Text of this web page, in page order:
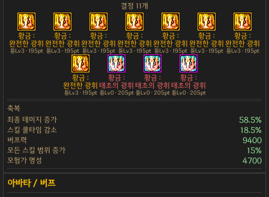
결정 11개
황금 :
완전한 광휘
튠Lv3 · 195pt
황금 :
완전한 광휘
튠Lv3 · 195pt
황금 :
완전한 광휘
튠Lv3 · 195pt
황금 :
완전한 광휘
튠Lv3 · 195pt
황금 :
완전한 광휘
튠Lv3 · 195pt
황금 :
완전한 광휘
튠Lv3 · 195pt
황금 :
완전한 광휘
튠Lv3 · 195pt
황금 :
완전한 광휘
튠Lv3 · 195pt
황금 :
태초의 광휘
튠Lv0 · 205pt
황금 :
태초의 광휘
튠Lv0 · 205pt
황금 :
태초의 광휘
튠Lv0 · 205pt
축복
최종 데미지 증가
58.5%
스킬 쿨타임 감소 18.5%
버프력 9400
모든 스킬 범위 증가 15%
모험가 명성 4700